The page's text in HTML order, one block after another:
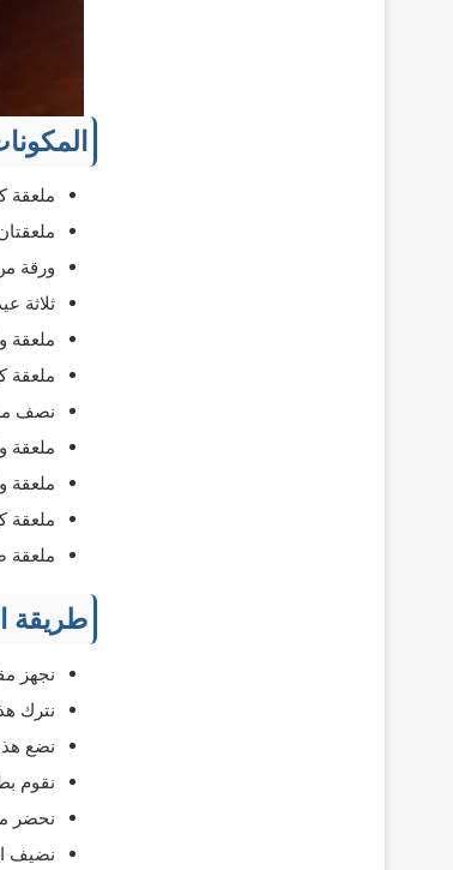
ملعقة
ورقة
ثلاثة
ملعقة
ملعقة
نصف
ملعقة
ملعقة
ملعقة
ملعقة
طريقة
نجهز
نترك
نضع
نقوم
نحضر
نضيف